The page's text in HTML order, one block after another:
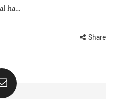
ha…
Share